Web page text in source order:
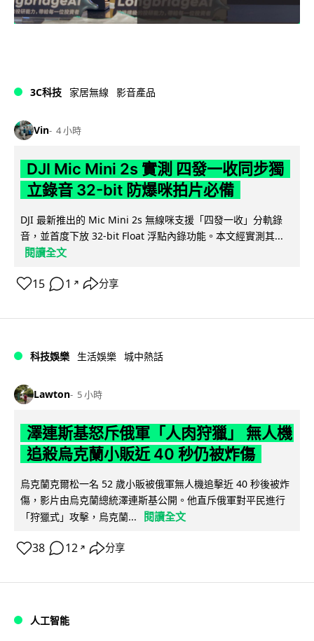
3C科技 家居無線 影音產品
Vin 4 小時
DJI Mic Mini 2s 實測 四發一收同步獨
立錄音 32-bit 防爆咪拍片必備
DJI 最新推出的 Mic Mini 2s 無線咪支援「四發一收」分軌錄
音，並首度下放 32-bit Float 浮點內錄功能。本文經實測其...
閱讀全文
15 1 ↗ 分享
科技娛樂 生活娛樂 城中熱話
Lawton 5 小時
澤連斯基怒斥俄軍「人肉狩獵」 無人機
追殺烏克蘭小販近 40 秒仍被炸傷
烏克蘭克爾松一名 52 歲小販被俄軍無人機追擊近 40 秒後被炸
傷，影片由烏克蘭總統澤連斯基公開。他直斥俄軍對平民進行
「狩獵式」攻擊，烏克蘭...
閱讀全文
38 12 ↗ 分享
人工智能